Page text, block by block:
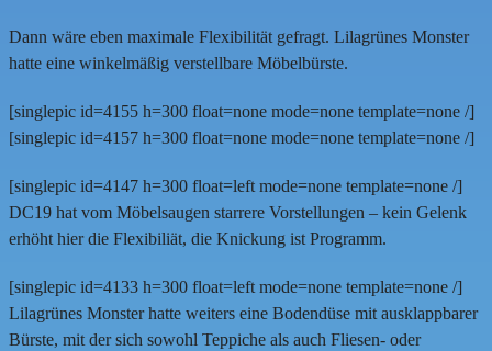
Dann wäre eben maximale Flexibilität gefragt. Lilagrünes Monster
hatte eine winkelmäßig verstellbare Möbelbürste.
[singlepic id=4155 h=300 float=none mode=none template=none /]
[singlepic id=4157 h=300 float=none mode=none template=none /]
[singlepic id=4147 h=300 float=left mode=none template=none /]
DC19 hat vom Möbelsaugen starrere Vorstellungen – kein Gelenk
erhöht hier die Flexibiliät, die Knickung ist Programm.
[singlepic id=4133 h=300 float=left mode=none template=none /]
Lilagrünes Monster hatte weiters eine Bodendüse mit ausklappbarer
Bürste, mit der sich sowohl Teppiche als auch Fliesen- oder